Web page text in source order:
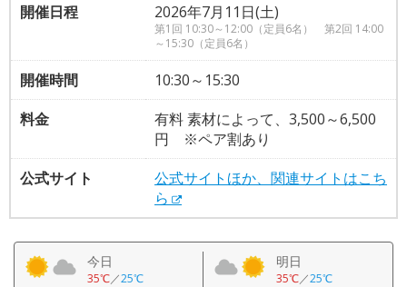
開催日程
2026年7月11日(土)
第1回 10:30～12:00（定員6名） 第2回 14:00
～15:30（定員6名）
開催時間
10:30～15:30
料金
有料 素材によって、3,500～6,500
円 ※ペア割あり
公式サイト
公式サイトほか、関連サイトはこち
ら
今日
35℃／25℃
明日
35℃／25℃